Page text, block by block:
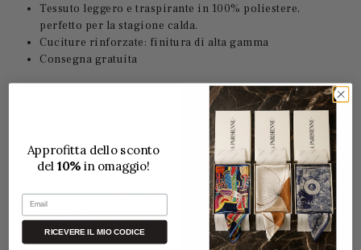
Tessuto leggero e traspirante in 100% poliestere,
perfetto per la stagione calda.
Cuciture rinforzate: finitura di alta gamma
Consegna gratuita
Approfitta dello sconto
del10%in omaggio!
Email
RICEVERE IL MIO CODICE